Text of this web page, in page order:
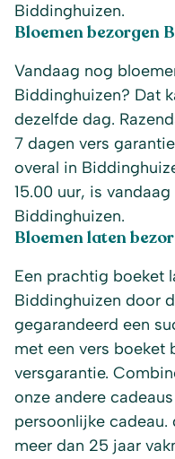
Biddinghuizen.
Bloemen bezorgen
Vandaag nog
Biddinghuizen? Dat
dezelfde dag.
7 dagen vers
overal in
15.00 uur, is
Biddinghuizen.
Bloemen laten
Een prachtig boeket
Biddinghuizen door
gegarandeerd een
met een vers boeket
versgarantie.
onze andere
persoonlijke
meer dan 25 jaar